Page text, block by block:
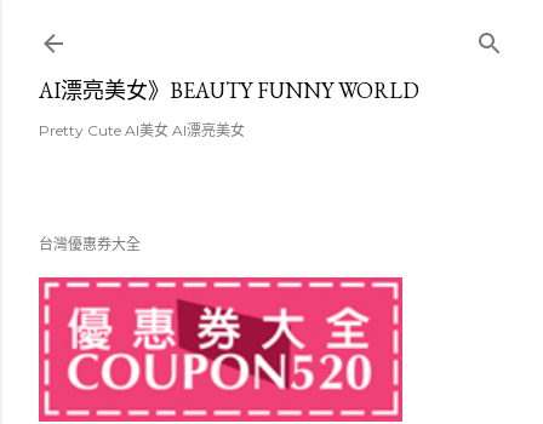
AI漂亮美女》BEAUTY FUNNY WORLD
Pretty Cute AI美女 AI漂亮美女
台灣優惠券大全